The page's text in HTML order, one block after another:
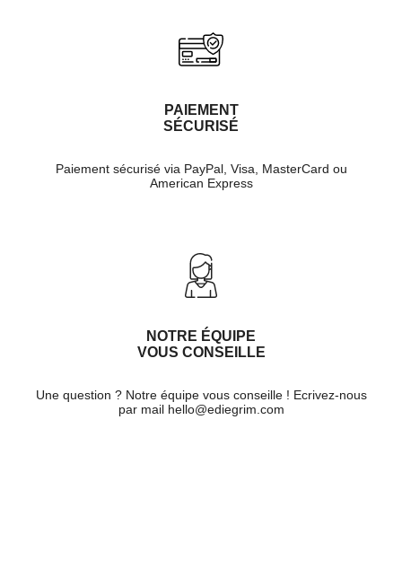
PAIEMENT
SÉCURISÉ
Paiement sécurisé via PayPal, Visa, MasterCard ou
American Express
NOTRE ÉQUIPE
VOUS CONSEILLE
Une question ? Notre équipe vous conseille ! Ecrivez-nous
par mail hello@ediegrim.com